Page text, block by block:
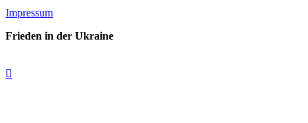
Impressum
Frieden in der Ukraine